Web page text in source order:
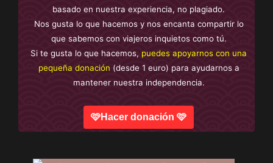
basado en nuestra experiencia, no plagiado.
Nos gusta lo que hacemos y nos encanta compartir lo
que sabemos con viajeros inquietos como tú.
Si te gusta lo que hacemos, puedes apoyarnos con una
pequeña donación (desde 1 euro) para ayudarnos a
mantener nuestra independencia.
🩷Hacer donación 🩷